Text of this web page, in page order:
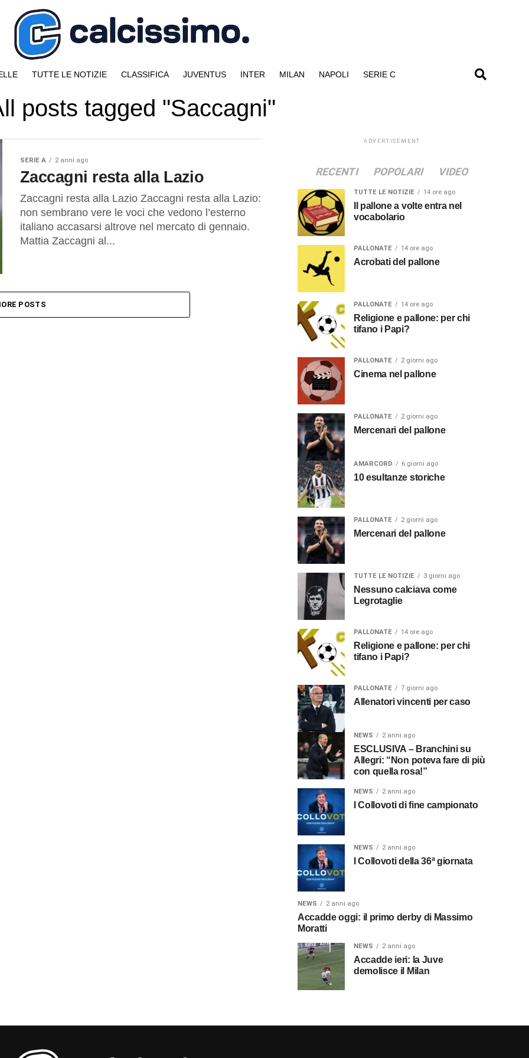
TUTTE LE NOTIZIE CLASSIFICA JUVENTUS INTER MILAN NAPOLI SERIE C
posts tagged "Saccagni"
SERIE A 2 anni ago
Zaccagni resta alla Lazio
Zaccagni resta alla Lazio Zaccagni resta alla Lazio:
non sembrano vere le voci che vedono l’esterno
italiano accasarsi altrove nel mercato di gennaio.
Mattia Zaccagni al...
POSTS
ADVERTISEMENT
RECENTI POPOLARI VIDEO
TUTTE LE NOTIZIE 14 ore ago
Il pallone a volte entra nel
vocabolario
PALLONATE 14 ore ago
Acrobati del pallone
PALLONATE 14 ore ago
Religione e pallone: per chi
tifano i Papi?
PALLONATE 2 giorni ago
Cinema nel pallone
PALLONATE 2 giorni ago
Mercenari del pallone
AMARCORD 6 giorni ago
10 esultanze storiche
PALLONATE 2 giorni ago
Mercenari del pallone
TUTTE LE NOTIZIE 3 giorni ago
Nessuno calciava come
Legrotaglie
PALLONATE 14 ore ago
Religione e pallone: per chi
tifano i Papi?
PALLONATE 7 giorni ago
Allenatori vincenti per caso
NEWS 2 anni ago
ESCLUSIVA – Branchini su
Allegri: “Non poteva fare di più
con quella rosa!”
NEWS 2 anni ago
I Collovoti di fine campionato
NEWS 2 anni ago
I Collovoti della 36ª giornata
NEWS 2 anni ago
Accadde oggi: il primo derby di Massimo
Moratti
NEWS 2 anni ago
Accadde ieri: la Juve
demolisce il Milan